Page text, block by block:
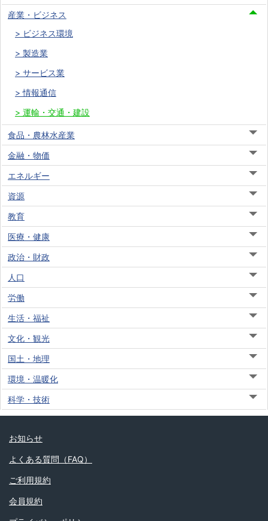
産業・ビジネス
ビジネス環境
製造業
サービス業
情報通信
運輸・交通・建設
食品・農林水産業
金融・物価
エネルギー
資源
教育
医療・健康
政治・財政
人口
労働
生活・福祉
文化・観光
国土・地理
環境・温暖化
科学・技術
お知らせ
よくある質問（FAQ）
ご利用規約
会員規約